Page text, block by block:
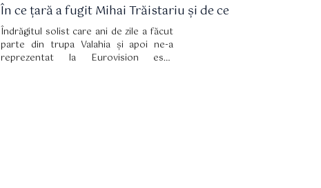
În ce țară a fugit Mihai Trăistariu și de ce
Îndrăgitul solist care ani de zile a făcut
parte din trupa Valahia și apoi ne-a
reprezentat la Eurovision este